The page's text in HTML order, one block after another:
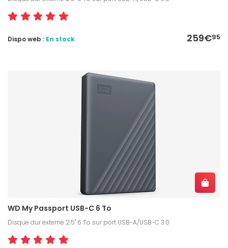
259€95
Dispo web : En stock
WD My Passport USB-C 6 To
Disque dur externe 2.5" 6 To sur port USB-A/USB-C 3.0